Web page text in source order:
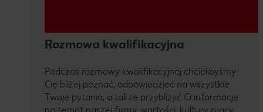
Rozmowa kwalifikacyjna
Podczas rozmowy kwalifikacyjnej chcielibyśmy
Cię bliżej poznać, odpowiedzieć na wszystkie
Twoje pytania, a także przybliżyć Ci informacje